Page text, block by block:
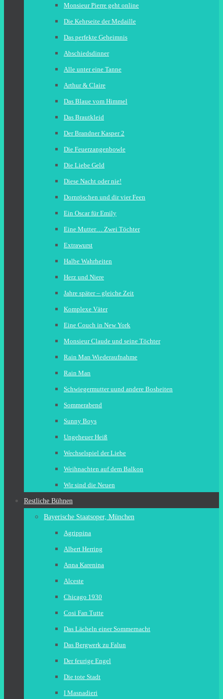
Monsieur Pierre geht online
Die Kehrseite der Medaille
Das perfekte Geheimnis
Abschiedsdinner
Alle unter eine Tanne
Arthur & Claire
Das Blaue vom Himmel
Das Brautkleid
Der Brandner Kasper 2
Die Feuerzangenbowle
Die Liebe Geld
Diese Nacht oder nie!
Dornröschen und dir vier Feen
Ein Oscar für Emily
Eine Mutter… Zwei Töchter
Extrawurst
Halbe Wahrheiten
Herz und Niere
Jahre später – gleiche Zeit
Komplexe Väter
Eine Couch in New York
Monsieur Claude und seine Töchter
Rain Man Wiederaufnahme
Rain Man
Schwiegermutter uund andere Bosheiten
Sommerabend
Sunny Boys
Ungeheuer Heiß
Wechselspiel der Liebe
Weihnachten auf dem Balkon
Wir sind die Neuen
Restliche Bühnen
Bayerische Staatsoper, München
Agrippina
Albert Herring
Anna Karenina
Alceste
Chicago 1930
Cosi Fan Tutte
Das Lächeln einer Sommernacht
Das Bergwerk zu Falun
Der feurige Engel
Die tote Stadt
I Masnadieri